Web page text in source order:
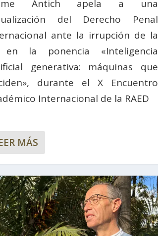
Antich apela a una
del Derecho Penal
ante la irrupción de la
en la ponencia «Inteligencia
generativa: máquinas que
durante el X Encuentro
Internacional de la RAED
MÁS